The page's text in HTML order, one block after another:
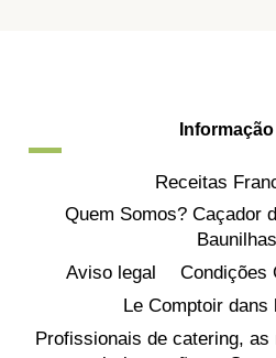
Informação
Receitas
Quem Somos? Caçador
Baunilhas
Aviso legal
Condições
Le Comptoir dans
Profissionais de catering, as